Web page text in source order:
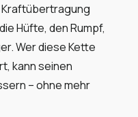
Hüfte, den Rumpf,
Wer diese Kette
kann seinen
– ohne mehr